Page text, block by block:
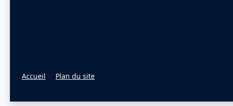
Accueil Plan du site